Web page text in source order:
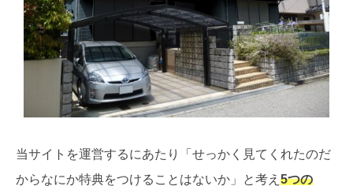
当サイトを運営するにあたり「せっかく見てくれたのだ
からなにか特典をつけることはないか」と考え 5つの